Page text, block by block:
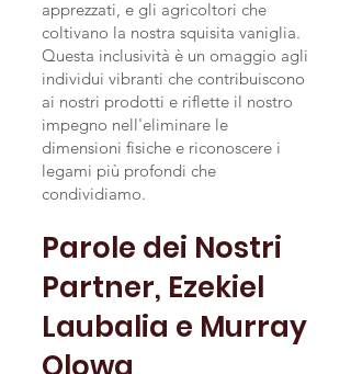
apprezzati, e gli agricoltori che
coltivano la nostra squisita vaniglia.
Questa inclusività è un omaggio agli
individui vibranti che contribuiscono
ai nostri prodotti e riflette il nostro
impegno nell'eliminare le
dimensioni fisiche e riconoscere i
legami più profondi che
condividiamo.
Parole dei Nostri
Partner, Ezekiel
Laubalia e Murray